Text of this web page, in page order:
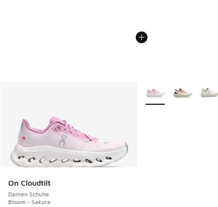
On Cloudtilt
Damen Schuhe
Bloom - Sakura
Weitere Farben